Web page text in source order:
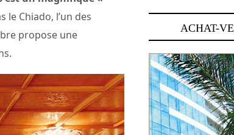
le Chiado, l’un des
propose une
ACHAT-